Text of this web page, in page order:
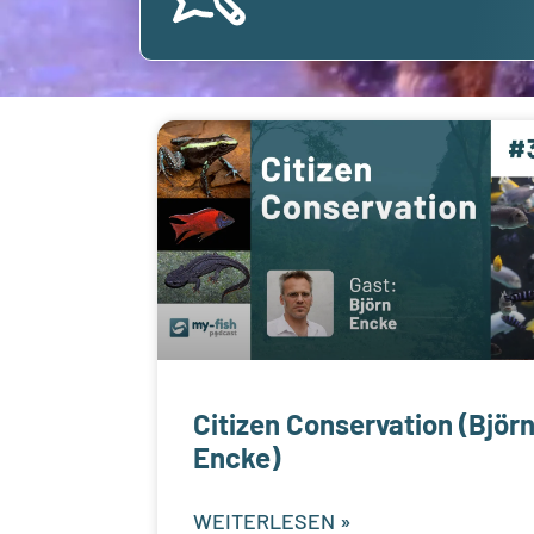
Citizen Conservation (Björn
Encke)
WEITERLESEN »